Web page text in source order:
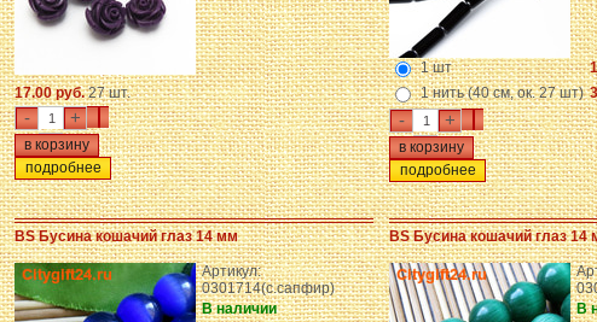
17.00 руб.27 шт.
- +
подробнее
1 шт
1 нить (40 см, ок. 27 шт)
- +
подробнее
BS Бусина кошачий глаз 14 мм
Артикул:
0301714(с.сапфир)
В наличии
BS Бусина кошачий глаз 14
В